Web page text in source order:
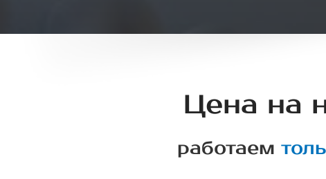
Цена на
работаем